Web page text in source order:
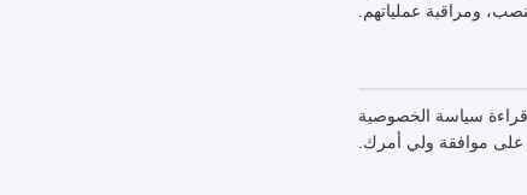
ومراقبة عملياتهم.
سياسة الخصوصية
على موافقة ولي أمرك.